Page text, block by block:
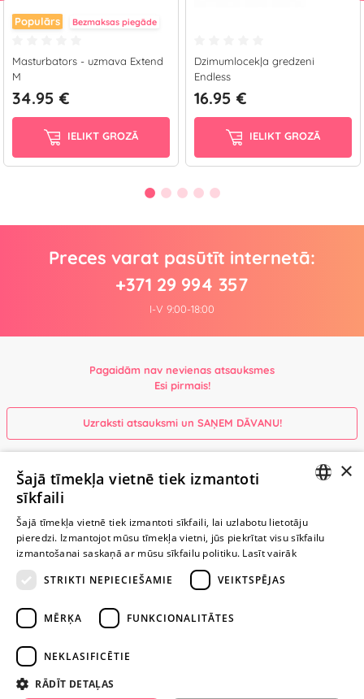
Populārs Bezmaksas piegāde
Masturbators - uzmava Extend
M
34.95 €
IELIKT GROZĀ
Dzimumlocekļa gredzeni
Endless
16.95 €
IELIKT GROZĀ
Preces varat pasūtīt internetā:
+371 29 994 357
I-V 9:00-18:00
Pagaidām nav nevienas atsauksmes
Esi pirmais!
Uzraksti atsauksmi un SAŅEM DĀVANU!
Ievērībai: Yesyes.lv satur atklātu seksuālu informāciju un attēlus. Lietot
šo vietni vari tikai no 18 gadu vecuma.
TURPINIET
ROTAĻĀTIES
info@yesyes.lv
facebook.com/yesyes.lv
Instagram/yesyes.lv
RUSSIAN
×
Šajā tīmekļa vietnē tiek izmantoti
sīkfaili
Šajā tīmekļa vietnē tiek izmantoti sīkfaili, lai uzlabotu lietotāju
pieredzi. Izmantojot mūsu tīmekļa vietni, jūs piekrītat visu sīkfailu
izmantošanai saskaņā ar mūsu sīkfailu politiku. Lasīt vairāk
STRIKTI NEPIECIEŠAMIE
VEIKTSPĒJAS
MĒRĶA FUNKCIONALITĀTES
NEKLASIFICĒTIE
RĀDĪT DETAĻAS